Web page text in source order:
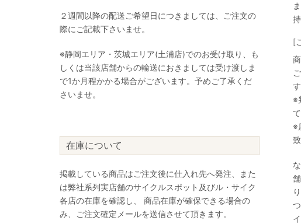
２週間以降の配送ご希望日につきましては、ご注文の
際にご記載下さいませ。
※静岡エリア・茨城エリア(土浦店)でのお受け取り、も
しくは当該店舗からの輸送におきましては受け渡しま
で1か月程かかる場合がございます。予めご了承くだ
さいませ。
在庫について
掲載している商品はご注文後に仕入れ先へ発注、また
は弊社系列実店舗のサイクルスポット及びル・サイク
各店の在庫を確認し、 商品在庫が確保できる場合の
み、ご注文確定メールを送信させて頂きます。
[
す
※
※